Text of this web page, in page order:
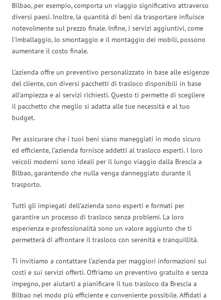
Bilbao, per esempio, comporta un viaggio significativo attraverso
diversi paesi. Inoltre, la quantità di beni da trasportare influisce
notevolmente sul prezzo finale. Infine, i servizi aggiuntivi, come
l’imballaggio, lo smontaggio e il montaggio dei mobili, possono
aumentare il costo finale.
L’azienda offre un preventivo personalizzato in base alle esigenze
del cliente, con diversi pacchetti di trasloco disponibili in base
all’ampiezza e ai servizi richiesti. Questo ti permette di scegliere
il pacchetto che meglio si adatta alle tue necessità e al tuo
budget.
Per assicurare che i tuoi beni siano maneggiati in modo sicuro
ed efficiente, l’azienda fornisce addetti al trasloco esperti. I loro
veicoli moderni sono ideali per il lungo viaggio dalla Brescia a
Bilbao, garantendo che nulla venga danneggiato durante il
trasporto.
Tutti gli impiegati dell’azienda sono esperti e formati per
garantire un processo di trasloco senza problemi. La loro
esperienza e professionalità sono un valore aggiunto che ti
permetterà di affrontare il trasloco con serenità e tranquillità.
Ti invitiamo a contattare l’azienda per maggiori informazioni sui
costi e sui servizi offerti. Offriamo un preventivo gratuito e senza
impegno, per aiutarti a pianificare il tuo trasloco da Brescia a
Bilbao nel modo più efficiente e conveniente possibile. Affidati a